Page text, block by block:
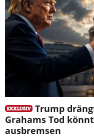
Trump
Grahams Tod
ausbremsen